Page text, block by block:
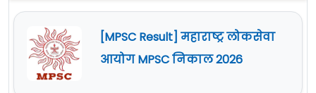
[MPSC Result] महाराष्ट्र लोकसेवा
आयोग MPSC निकाल 2026